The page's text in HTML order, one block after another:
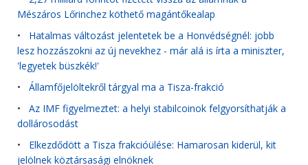
Mészáros Lőrinchez köthető magántőkealap
• Hatalmas változást jelentetek be a Honvédségnél: jobb
lesz hozzászokni az új nevekhez - már alá is írta a miniszter,
'legyetek büszkék!'
• Államfőjelöltekről tárgyal ma a Tisza-frakció
• Az IMF figyelmeztet: a helyi stabilcoinok felgyorsíthatják a
dollárosodást
• Elkezdődött a Tisza frakcióülése: Hamarosan kiderül, kit
jelölnek köztársasági elnöknek